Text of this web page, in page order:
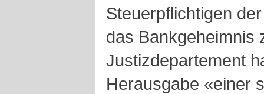
Steuerpflichtigen
das Bankgeheimnis
Justizdepartement
Herausgabe «einer